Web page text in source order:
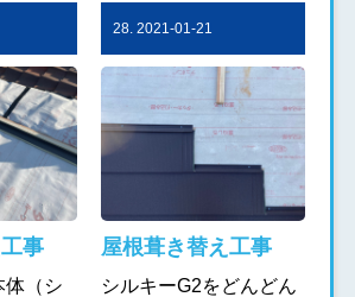
事
体（シ
28. 2021-01-21
屋根葺き替え工事
シルキーG2をどんどん